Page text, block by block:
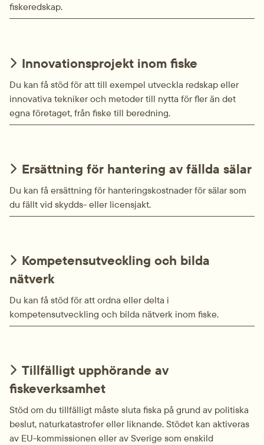
fiskeredskap.
Innovationsprojekt inom fiske
Du kan få stöd för att till exempel utveckla redskap eller
innovativa tekniker och metoder till nytta för fler än det
egna företaget, från fiske till beredning.
Ersättning för hantering av fällda sälar
Du kan få ersättning för hanteringskostnader för sälar som
du fällt vid skydds- eller licensjakt.
Kompetensutveckling och bilda
nätverk
Du kan få stöd för att ordna eller delta i
kompetensutveckling och bilda nätverk inom fiske.
Tillfälligt upphörande av
fiskeverksamhet
Stöd om du tillfälligt måste sluta fiska på grund av politiska
beslut, naturkatastrofer eller liknande. Stödet kan aktiveras
av EU-kommissionen eller av Sverige som enskild